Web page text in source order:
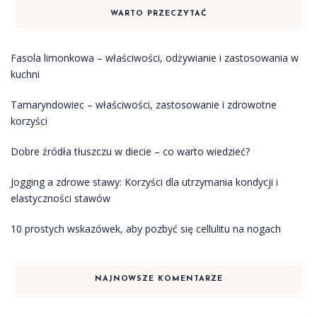
WARTO PRZECZYTAĆ
Fasola limonkowa – właściwości, odżywianie i zastosowania w
kuchni
Tamaryndowiec – właściwości, zastosowanie i zdrowotne
korzyści
Dobre źródła tłuszczu w diecie – co warto wiedzieć?
Jogging a zdrowe stawy: Korzyści dla utrzymania kondycji i
elastyczności stawów
10 prostych wskazówek, aby pozbyć się cellulitu na nogach
NAJNOWSZE KOMENTARZE